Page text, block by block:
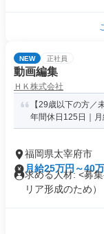
NEW 正社員
動画編集
ＨＫ株式会社
【29歳以下の方／
年間休日125日｜
福岡県太宰府市
月給25万円～40
求める人材: <募
リア形成のため）